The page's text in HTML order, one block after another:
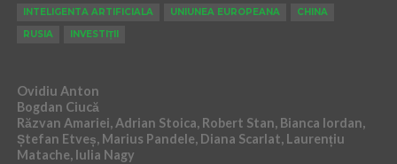
INTELIGENTA ARTIFICIALA
UNIUNEA EUROPEANA
CHINA
RUSIA
INVESTIȚII
Ovidiu Anton
Bogdan Ciucă
Răzvan Amariei, Adrian Stoica, Robert Stan, Bianca Iordan,
Ștefan Etveș, Marius Pandele, Diana Scarlat, Laurențiu
Matache, Iulia Nagy